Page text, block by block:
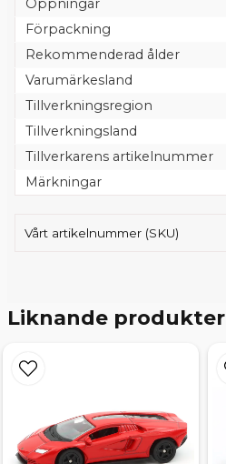
Öppningar
Förpackning
Rekommenderad ålder
Varumärkesland
Tillverkningsregion
Tillverkningsland
Tillverkarens artikelnummer
Märkningar
Vårt artikelnummer (SKU)
Liknande produkter